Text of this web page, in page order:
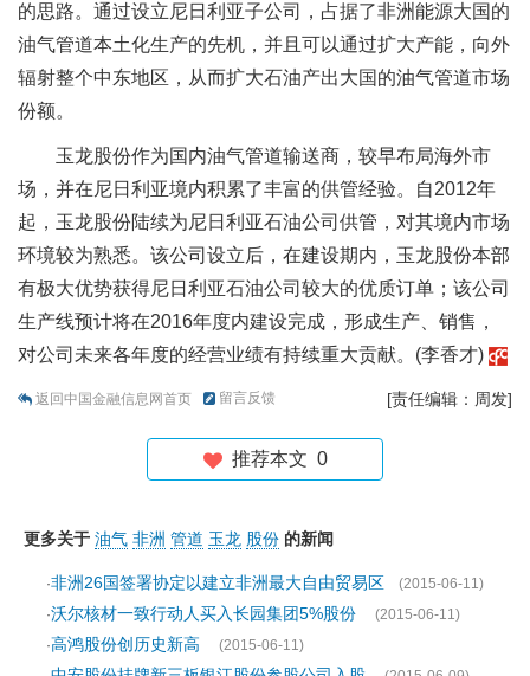
的思路。通过设立尼日利亚子公司，占据了非洲能源大国的
油气管道本土化生产的先机，并且可以通过扩大产能，向外
辐射整个中东地区，从而扩大石油产出大国的油气管道市场
份额。
玉龙股份作为国内油气管道输送商，较早布局海外市
场，并在尼日利亚境内积累了丰富的供管经验。自2012年
起，玉龙股份陆续为尼日利亚石油公司供管，对其境内市场
环境较为熟悉。该公司设立后，在建设期内，玉龙股份本部
有极大优势获得尼日利亚石油公司较大的优质订单；该公司
生产线预计将在2016年度内建设完成，形成生产、销售，
对公司未来各年度的经营业绩有持续重大贡献。(李香才)
返回中国金融信息网首页 留言反馈 [责任编辑：周发]
推荐本文 0
更多关于 油气 非洲 管道 玉龙 股份 的新闻
·非洲26国签署协定以建立非洲最大自由贸易区
(2015-06-11)
·沃尔核材一致行动人买入长园集团5%股份
(2015-06-11)
·高鸿股份创历史新高
(2015-06-11)